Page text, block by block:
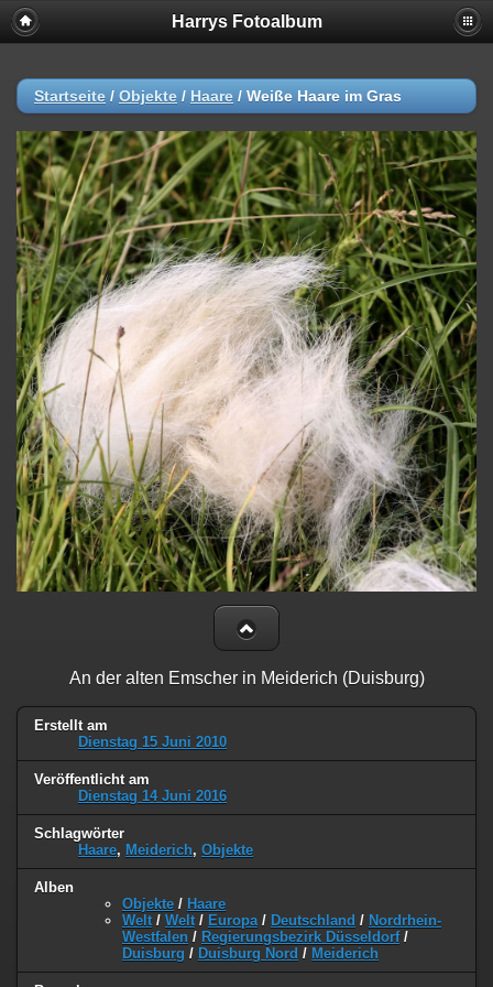
Harrys Fotoalbum
Startseite / Objekte / Haare / Weiße Haare im Gras
An der alten Emscher in Meiderich (Duisburg)
Erstellt am
Dienstag 15 Juni 2010
Veröffentlicht am
Dienstag 14 Juni 2016
Schlagwörter
Haare, Meiderich, Objekte
Alben
Objekte / Haare
Welt / Welt / Europa / Deutschland / Nordrhein-
Westfalen / Regierungsbezirk Düsseldorf/
Duisburg / Duisburg Nord / Meiderich